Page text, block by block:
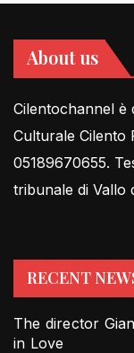
About us
Cilentochannel è
Culturale Cilento
05189670655.
tribunale di Vallo
RECENT
The director
in Love